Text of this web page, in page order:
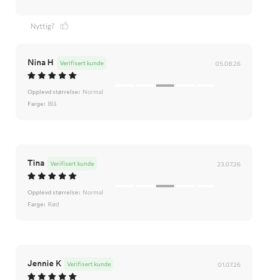
Nyttig?
Nina H 05.08.26
Verifisert kunde
Opplevd størrelse: Normal
Farge: Blå
Tina 23.07.26
Verifisert kunde
Opplevd størrelse: Normal
Farge: Rød
Jennie K 01.07.26
Verifisert kunde